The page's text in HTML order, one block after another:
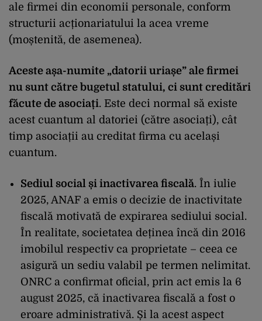
ale firmei din economii personale, conform
structurii acționariatului la acea vreme
(moștenită, de asemenea).
Aceste așa-numite „datorii uriașe” ale firmei
nu sunt către bugetul statului, ci sunt creditări
făcute de asociați. Este deci normal să existe
acest cuantum al datoriei (către asociați), cât
timp asociații au creditat firma cu același
cuantum.
Sediul social și inactivarea fiscală. În iulie
2025, ANAF a emis o decizie de inactivitate
fiscală motivată de expirarea sediului social.
În realitate, societatea deținea încă din 2016
imobilul respectiv ca proprietate – ceea ce
asigură un sediu valabil pe termen nelimitat.
ONRC a confirmat oficial, prin act emis la 6
august 2025, că inactivarea fiscală a fost o
eroare administrativă. Și la acest aspect